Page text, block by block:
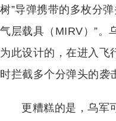
树”导弹携带的多枚分
气层载具（MIRV）”。
为此设计的，在进入飞
时拦截多个分弹头的袭
更糟糕的是，乌军